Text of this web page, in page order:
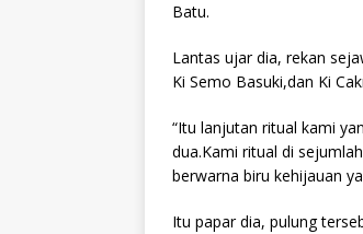
Batu.
Lantas ujar dia, rekan
Ki Semo Basuki,dan Ki
“Itu lanjutan ritual kami
dua.Kami ritual di
berwarna biru kehijauan
Itu papar dia, pulung